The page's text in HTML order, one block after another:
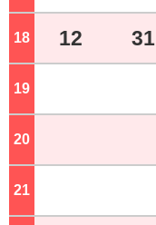
18 12 31
19
20
21